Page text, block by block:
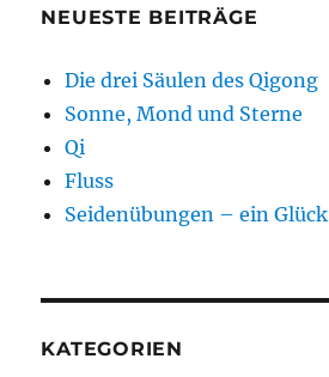
NEUESTE BEITRÄGE
Die drei Säulen des Qigong
Sonne, Mond und Sterne
Qi
Fluss
Seidenübungen – ein Glück
KATEGORIEN